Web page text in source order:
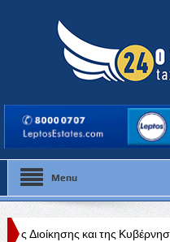
Menu
Κυβέρνησης προς τη Νατά